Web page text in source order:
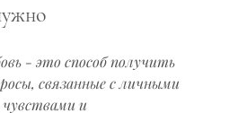
- это способ получить
связанные с личными
и